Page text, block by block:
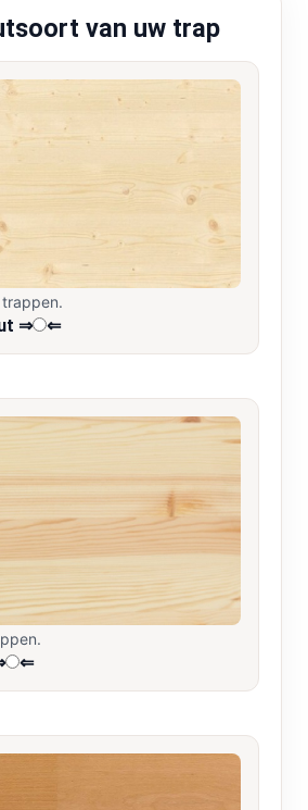
van uw trap
⇒ ⇐
⇐